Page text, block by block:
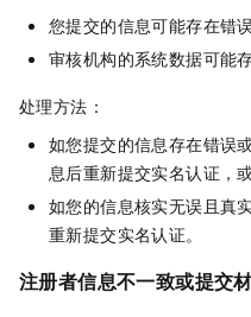
您提交的信息可能存在错
审核机构的系统数据可能
处理方法：
如您提交的信息存在错误
息后重新提交实名认证，
如您的信息核实无误且真
重新提交实名认证。
注册者信息不一致或提交